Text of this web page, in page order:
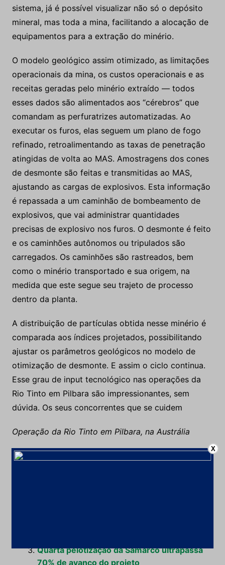
sistema, já é possível visualizar não só o depósito
mineral, mas toda a mina, facilitando a alocação de
equipamentos para a extração do minério.
O modelo geológico assim otimizado, as limitações
operacionais da mina, os custos operacionais e as
receitas geradas pelo minério extraído — todos
esses dados são alimentados aos “cérebros” que
comandam as perfuratrizes automatizadas. Ao
executar os furos, elas seguem um plano de fogo
refinado, retroalimentando as taxas de penetração
atingidas de volta ao MAS. Amostragens dos cones
de desmonte são feitas e transmitidas ao MAS,
ajustando as cargas de explosivos. Esta informação
é repassada a um caminhão de bombeamento de
explosivos, que vai administrar quantidades
precisas de explosivo nos furos. O desmonte é feito
e os caminhões autônomos ou tripulados são
carregados. Os caminhões são rastreados, bem
como o minério transportado e sua origem, na
medida que este segue seu trajeto de processo
dentro da planta.
A distribuição de partículas obtida nesse minério é
comparada aos índices projetados, possibilitando
ajustar os parâmetros geológicos no modelo de
otimização de desmonte. E assim o ciclo continua.
Esse grau de input tecnológico nas operações da
Rio Tinto em Pilbara são impressionantes, sem
dúvida. Os seus concorrentes que se cuidem
Operação da Rio Tinto em Pilbara, na Austrália
Fonte: Revista Minérios & Minerales
Quarta pelotização da Samarco ultrapassa
70% de avanço do projeto
X